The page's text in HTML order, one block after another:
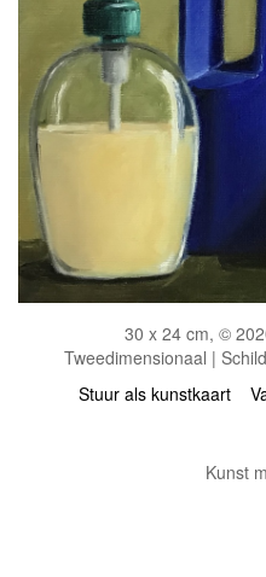
30 x 24 cm, ©
Tweedimensionaal |
Stuur als kunstkaart
Kunst